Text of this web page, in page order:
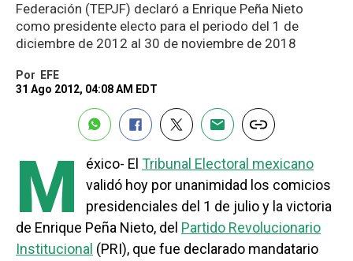
Federación (TEPJF) declaró a Enrique Peña Nieto
como presidente electo para el periodo del 1 de
diciembre de 2012 al 30 de noviembre de 2018
Por
EFE
31 Ago 2012, 04:08 AM EDT
M éxico- El Tribunal Electoral mexicano
validó hoy por unanimidad los comicios
presidenciales del 1 de julio y la victoria
de Enrique Peña Nieto, del Partido Revolucionario
Institucional (PRI), que fue declarado mandatario